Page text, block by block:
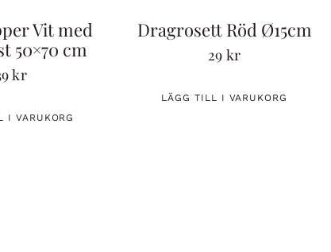
Vit med
50×70 cm
kr
I VARUKORG
Dragrosett Röd Ø15cm
29 kr
LÄGG TILL I VARUKORG